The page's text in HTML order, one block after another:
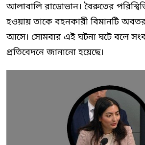
আলাবালি রাডোভান। বৈরুতের
হওয়ায় তাকে বহনকারী বিমানটি
আসে। সোমবার এই ঘটনা ঘটে বলে
প্রতিবেদনে জানানো হয়েছে।